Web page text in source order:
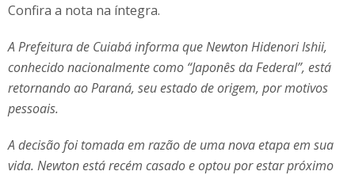
Confira a nota na íntegra.
A Prefeitura de Cuiabá informa que Newton Hidenori Ishii,
conhecido nacionalmente como “Japonês da Federal”, está
retornando ao Paraná, seu estado de origem, por motivos
pessoais.
A decisão foi tomada em razão de uma nova etapa em sua
vida. Newton está recém casado e optou por estar próximo